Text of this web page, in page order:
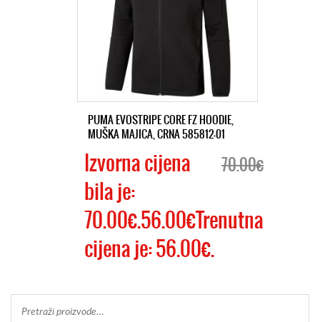
PUMA EVOSTRIPE CORE FZ HOODIE,
MUŠKA MAJICA, CRNA 585812-01
70.00€
Izvorna cijena
bila je:
70.00€.56.00€Trenutna
cijena je: 56.00€.